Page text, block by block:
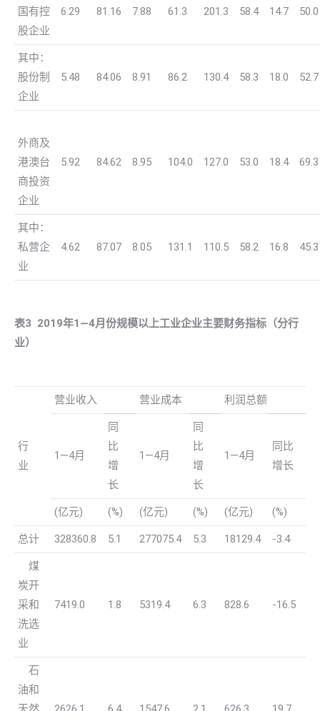
国有控
股企业
6.29 81.16 7.88 61.3 201.3 58.4 14.7 50.0
其中：
股份制
企业
5.48 84.06 8.91 86.2 130.4 58.3 18.0 52.7
外商及
港澳台
商投资
企业
5.92 84.62 8.95 104.0 127.0 53.0 18.4 69.3
其中：
私营企
业
4.62 87.07 8.05 131.1 110.5 58.2 16.8 45.3
表3 2019年1 —4月份规模以上工业企业主要财务指标（分行
业）
行
业
营业收入 营业成本 利润总额
1—4月
同
比
增
长
1—4月
同
比
增
长
1—4月
同比
增长
(亿元) (%) (亿元) (%) (亿元) (%)
总计 328360.8 5.1 277075.4 5.3 18129.4 -3.4
煤
炭开
采和
洗选
业
7419.0 1.8 5319.4 6.3 828.6 -16.5
石
油和